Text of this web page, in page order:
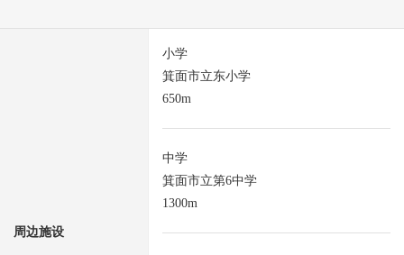
周边施设
小学
箕面市立东小学
650m
中学
箕面市立第6中学
1300m